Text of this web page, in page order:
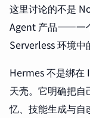
这里讨论的不是
Agent 产品——一
Serverless 环境中
Hermes 不是绑在
天壳。它明确把自
忆、技能生成与自